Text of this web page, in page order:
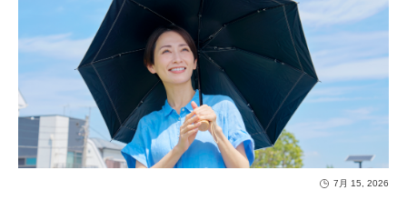
7月 15, 2026